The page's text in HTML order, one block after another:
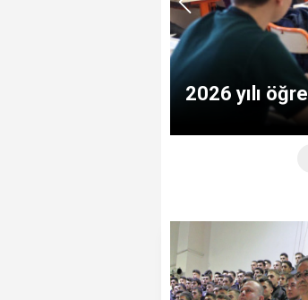
2026 yılı